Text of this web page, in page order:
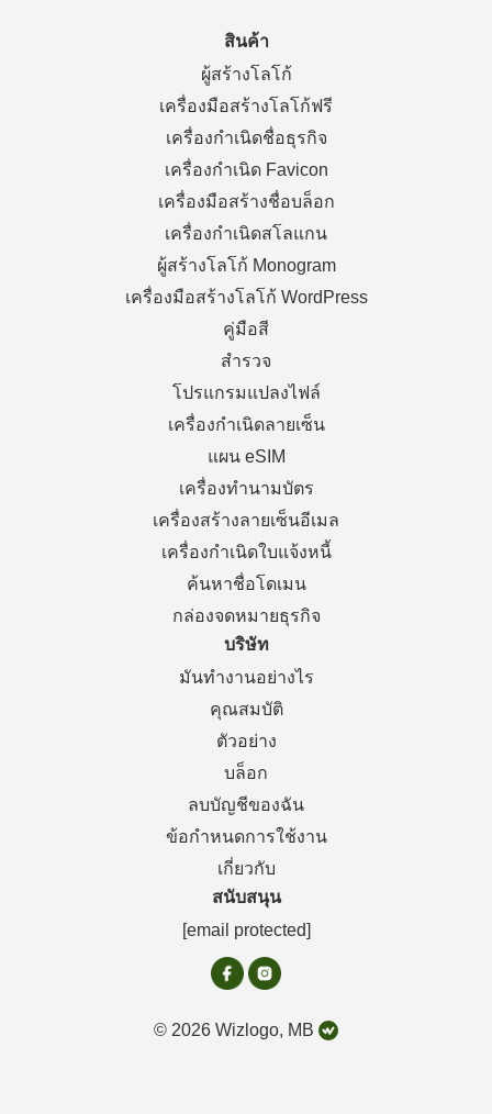
สินค้า
ผู้สร้างโลโก้
เครื่องมือสร้างโลโก้ฟรี
เครื่องกำเนิดชื่อธุรกิจ
เครื่องกำเนิด Favicon
เครื่องมือสร้างชื่อบล็อก
เครื่องกำเนิดสโลแกน
ผู้สร้างโลโก้ Monogram
เครื่องมือสร้างโลโก้ WordPress
คู่มือสี
สำรวจ
โปรแกรมแปลงไฟล์
เครื่องกำเนิดลายเซ็น
แผน eSIM
เครื่องทำนามบัตร
เครื่องสร้างลายเซ็นอีเมล
เครื่องกำเนิดใบแจ้งหนี้
ค้นหาชื่อโดเมน
กล่องจดหมายธุรกิจ
บริษัท
มันทำงานอย่างไร
คุณสมบัติ
ตัวอย่าง
บล็อก
ลบบัญชีของฉัน
ข้อกำหนดการใช้งาน
เกี่ยวกับ
สนับสนุน
[email protected]
© 2026 Wizlogo, MB